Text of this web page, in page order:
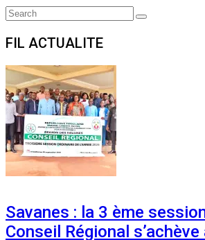
Search
Search
FIL ACTUALITE
Savanes : la 3 ème
Conseil Régional s’achève